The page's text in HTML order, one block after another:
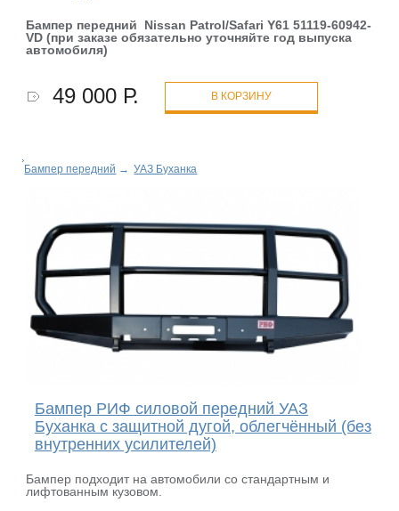
Бампер передний Nissan Patrol/Safari Y61 51119-60942-
VD(при заказе обязательно уточняйте год выпуска
автомобиля)
49 000 Р. В КОРЗИНУ
Бампер передний → УАЗ Буханка
Бампер РИФ силовой передний УАЗ
Буханка с защитной дугой, облегчённый (без
внутренних усилителей)
Бампер подходит на автомобили со стандартным и
лифтованным кузовом.